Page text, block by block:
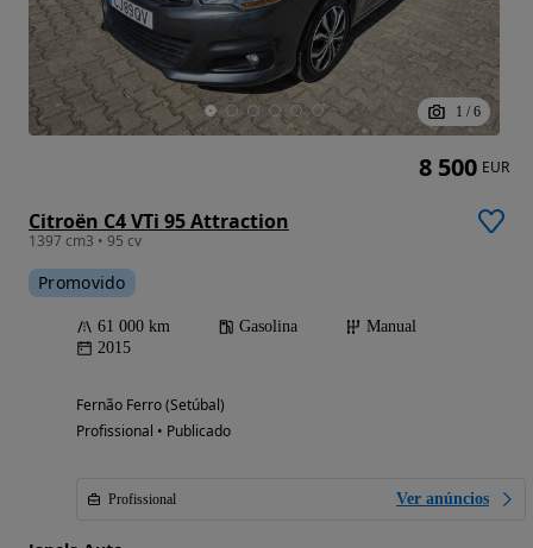
1 / 6
Citroën C4 VTi 95 Attraction
1397 cm3 • 95 cv
Promovido
61 000 km Gasolina
Manual
2015
Fernão Ferro (Setúbal)
Profissional • Publicado
Profissional Ver anúncios
8 500 EUR